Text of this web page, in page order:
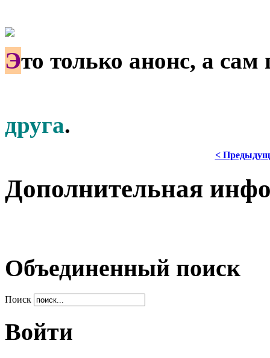
Это только анонс, а сам
друга.
<
Дополнительная
Объединенный поиск
Поиск
Войти